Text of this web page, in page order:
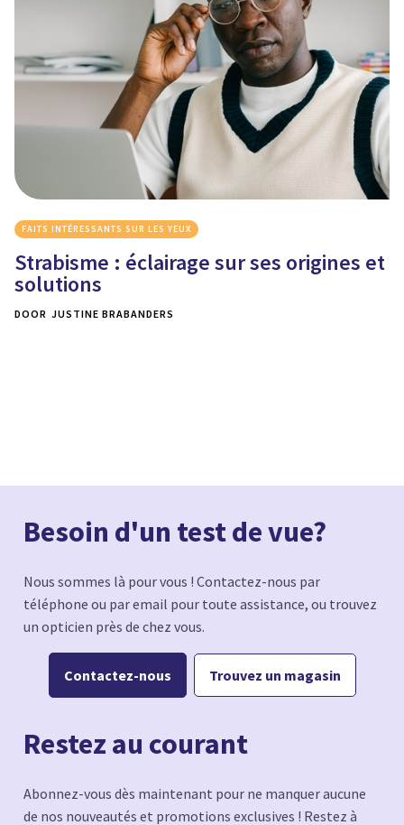
FAITS INTÉRESSANTS SUR LES YEUX
Strabisme : éclairage sur ses origines et
solutions
DOOR JUSTINE BRABANDERS
Besoin d'un test de vue?
Nous sommes là pour vous ! Contactez-nous par
téléphone ou par email pour toute assistance, ou trouvez
un opticien près de chez vous.
Contactez-nous Trouvez un magasin
Restez au courant
Abonnez-vous dès maintenant pour ne manquer aucune
de nos nouveautés et promotions exclusives ! Restez à